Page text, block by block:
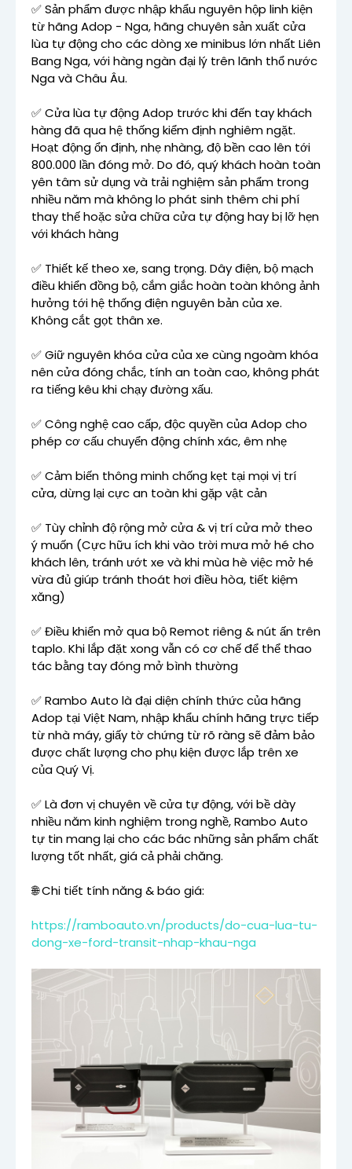
✅ Sản phẩm được nhập khẩu nguyên hộp linh kiện
từ hãng Adop - Nga, hãng chuyên sản xuất cửa
lùa tự động cho các dòng xe minibus lớn nhất Liên
Bang Nga, với hàng ngàn đại lý trên lãnh thổ nước
Nga và Châu Âu.
✅ Cửa lùa tự động Adop trước khi đến tay khách
hàng đã qua hệ thống kiểm định nghiêm ngặt.
Hoạt động ổn định, nhẹ nhàng, độ bền cao lên tới
800.000 lần đóng mở. Do đó, quý khách hoàn toàn
yên tâm sử dụng và trải nghiệm sản phẩm trong
nhiều năm mà không lo phát sinh thêm chi phí
thay thế hoặc sửa chữa cửa tự động hay bị lỡ hẹn
với khách hàng
✅ Thiết kế theo xe, sang trọng. Dây điện, bộ mạch
điều khiển đồng bộ, cắm giắc hoàn toàn không ảnh
hưởng tới hệ thống điện nguyên bản của xe.
Không cắt gọt thân xe.
✅ Giữ nguyên khóa cửa của xe cùng ngoàm khóa
nên cửa đóng chắc, tính an toàn cao, không phát
ra tiếng kêu khi chạy đường xấu.
✅ Công nghệ cao cấp, độc quyền của Adop cho
phép cơ cấu chuyển động chính xác, êm nhẹ
✅ Cảm biến thông minh chống kẹt tại mọi vị trí
cửa, dừng lại cực an toàn khi gặp vật cản
✅ Tùy chỉnh độ rộng mở cửa & vị trí cửa mở theo
ý muốn (Cực hữu ích khi vào trời mưa mở hé cho
khách lên, tránh ướt xe và khi mùa hè việc mở hé
vừa đủ giúp tránh thoát hơi điều hòa, tiết kiệm
xăng)
✅ Điều khiển mở qua bộ Remot riêng & nút ấn trên
taplo. Khi lắp đặt xong vẫn có cơ chế để thể thao
tác bằng tay đóng mở bình thường
✅ Rambo Auto là đại diện chính thức của hãng
Adop tại Việt Nam, nhập khẩu chính hãng trực tiếp
từ nhà máy, giấy tờ chứng từ rõ ràng sẽ đảm bảo
được chất lượng cho phụ kiện được lắp trên xe
của Quý Vị.
✅ Là đơn vị chuyên về cửa tự động, với bề dày
nhiều năm kinh nghiệm trong nghề, Rambo Auto
tự tin mang lại cho các bác những sản phẩm chất
lượng tốt nhất, giá cả phải chăng.
🌐 Chi tiết tính năng & báo giá:
https://ramboauto.vn/products/do-cua-lua-tu-
dong-xe-ford-transit-nhap-khau-nga